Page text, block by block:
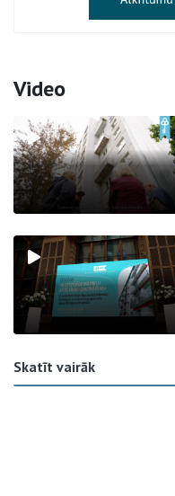
Video
Skatīt vairāk